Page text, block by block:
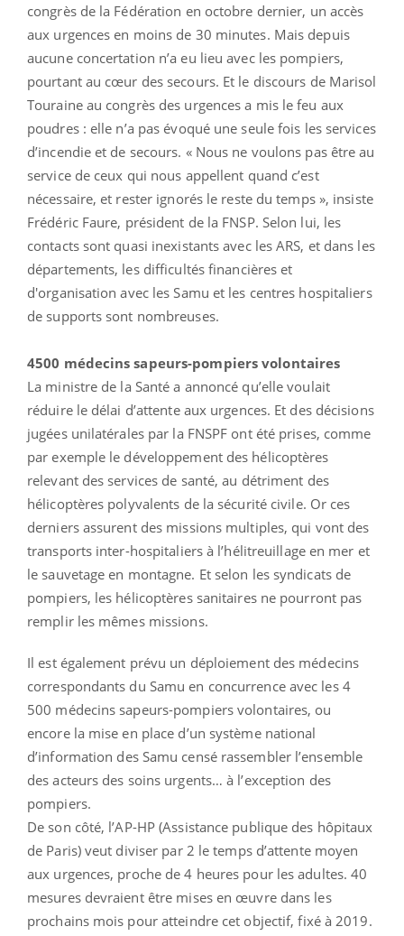
congrès de la Fédération en octobre dernier, un accès
aux urgences en moins de 30 minutes. Mais depuis
aucune concertation n’a eu lieu avec les pompiers,
pourtant au cœur des secours. Et le discours de Marisol
Touraine au congrès des urgences a mis le feu aux
poudres : elle n’a pas évoqué une seule fois les services
d’incendie et de secours. « Nous ne voulons pas être au
service de ceux qui nous appellent quand c’est
nécessaire, et rester ignorés le reste du temps », insiste
Frédéric Faure, président de la FNSP. Selon lui, les
contacts sont quasi inexistants avec les ARS, et dans les
départements, les difficultés financières et
d'organisation avec les Samu et les centres hospitaliers
de supports sont nombreuses.
4500 médecins sapeurs-pompiers volontaires
La ministre de la Santé a annoncé qu’elle voulait
réduire le délai d’attente aux urgences. Et des décisions
jugées unilatérales par la FNSPF ont été prises, comme
par exemple le développement des hélicoptères
relevant des services de santé, au détriment des
hélicoptères polyvalents de la sécurité civile. Or ces
derniers assurent des missions multiples, qui vont des
transports inter-hospitaliers à l’hélitreuillage en mer et
le sauvetage en montagne. Et selon les syndicats de
pompiers, les hélicoptères sanitaires ne pourront pas
remplir les mêmes missions.
Il est également prévu un déploiement des médecins
correspondants du Samu en concurrence avec les 4
500 médecins sapeurs-pompiers volontaires, ou
encore la mise en place d’un système national
d’information des Samu censé rassembler l’ensemble
des acteurs des soins urgents… à l’exception des
pompiers.
De son côté, l’AP-HP (Assistance publique des hôpitaux
de Paris) veut diviser par 2 le temps d’attente moyen
aux urgences, proche de 4 heures pour les adultes. 40
mesures devraient être mises en œuvre dans les
prochains mois pour atteindre cet objectif, fixé à 2019.